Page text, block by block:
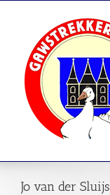
Jo van der Sluijs